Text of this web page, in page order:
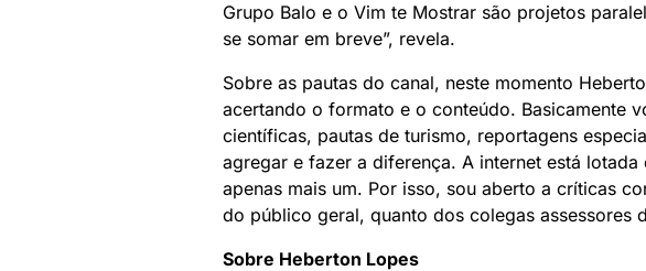
Grupo Balo e o Vim te Mostrar são projetos
se somar em breve”, revela.
Sobre as pautas do canal, neste momento
acertando o formato e o conteúdo. Basicamente
científicas, pautas de turismo, reportagens
agregar e fazer a diferença. A internet está
apenas mais um. Por isso, sou aberto a críticas
do público geral, quanto dos colegas assessores
Sobre Heberton Lopes